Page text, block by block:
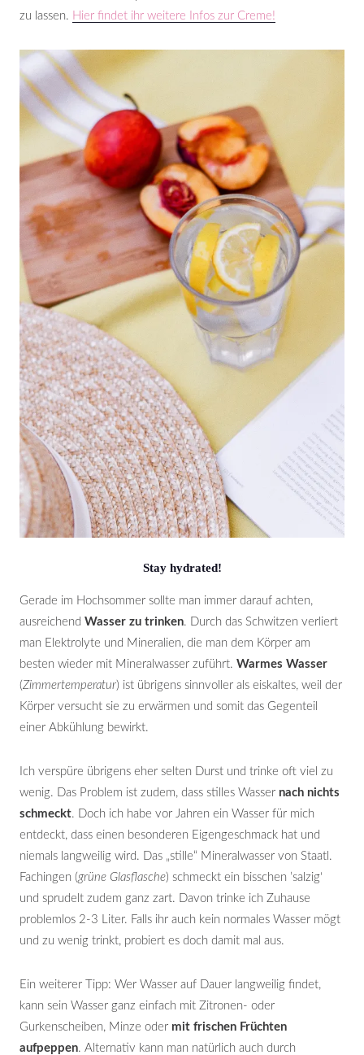
zu lassen. Hier findet ihr weitere Infos zur Creme!
Stay hydrated!
Gerade im Hochsommer sollte man immer darauf achten,
ausreichend Wasser zu trinken. Durch das Schwitzen verliert
man Elektrolyte und Mineralien, die man dem Körper am
besten wieder mit Mineralwasser zuführt. Warmes Wasser
(Zimmertemperatur) ist übrigens sinnvoller als eiskaltes, weil der
Körper versucht sie zu erwärmen und somit das Gegenteil
einer Abkühlung bewirkt.
Ich verspüre übrigens eher selten Durst und trinke oft viel zu
wenig. Das Problem ist zudem, dass stilles Wasser nach nichts
schmeckt. Doch ich habe vor Jahren ein Wasser für mich
entdeckt, dass einen besonderen Eigengeschmack hat und
niemals langweilig wird. Das „stille“ Mineralwasser von Staatl.
Fachingen (grüne Glasflasche) schmeckt ein bisschen ’salzig‘
und sprudelt zudem ganz zart. Davon trinke ich Zuhause
problemlos 2-3 Liter. Falls ihr auch kein normales Wasser mögt
und zu wenig trinkt, probiert es doch damit mal aus.
Ein weiterer Tipp: Wer Wasser auf Dauer langweilig findet,
kann sein Wasser ganz einfach mit Zitronen- oder
Gurkenscheiben, Minze oder mit frischen Früchten
aufpeppen. Alternativ kann man natürlich auch durch